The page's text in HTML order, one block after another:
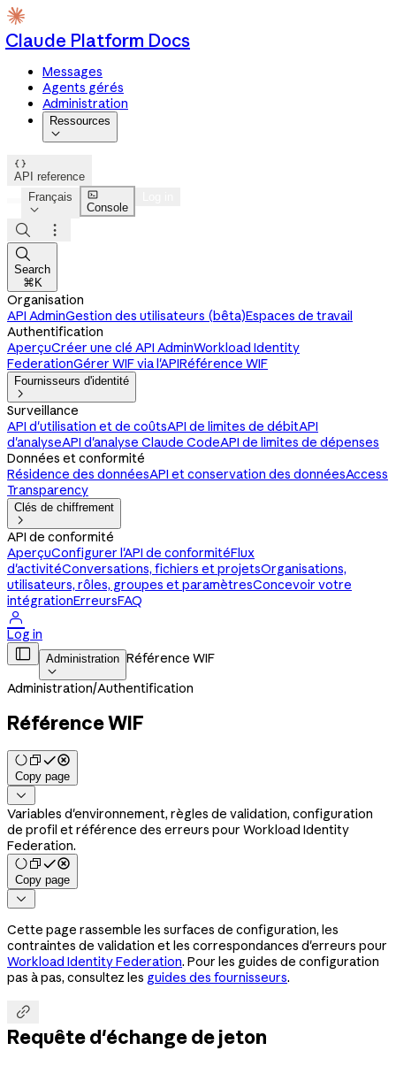
Claude Platform Docs
Messages
Agents gérés
Administration
Ressources


API reference
Français


Console



Search
⌘K
Organisation
API AdminGestion des utilisateurs (bêta)Espaces de travail
Authentification
AperçuCréer une clé API AdminWorkload Identity
FederationGérer WIF via l'APIRéférence WIF
Fournisseurs d'identité

Surveillance
API d'utilisation et de coûtsAPI de limites de débitAPI
d'analyseAPI d'analyse Claude CodeAPI de limites de dépenses
Données et conformité
Résidence des donnéesAPI et conservation des donnéesAccess
Transparency
Clés de chiffrement

API de conformité
AperçuConfigurer l'API de conformitéFlux
d'activitéConversations, fichiers et projetsOrganisations,
utilisateurs, rôles, groupes et paramètresConcevoir votre
intégrationErreursFAQ

Log in
 Administration

Référence WIF
Administration/Authentification
Référence WIF
Copy page

Variables d'environnement, règles de validation, configuration
de profil et référence des erreurs pour Workload Identity
Federation.
Copy page

Cette page rassemble les surfaces de configuration, les
contraintes de validation et les correspondances d'erreurs pour
Workload Identity Federation. Pour les guides de configuration
pas à pas, consultez les guides des fournisseurs.

Requête d'échange de jeton